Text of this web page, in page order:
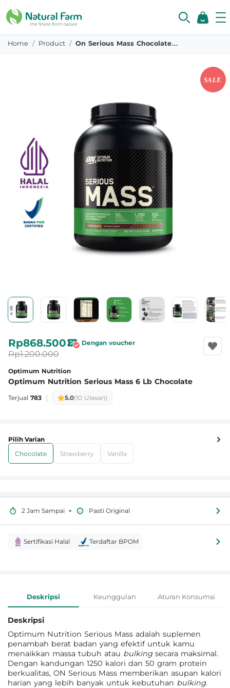
Home Product On Serious Mass Chocolate 6 Lb
Optimum Nutrition
Optimum Nutrition Serious Mass 6 Lb Chocolate
Terjual 783 | 5.0(10 Ulasan)
Rp868.500 Dengan voucher
Rp1.200.000
Pilih Varian
Chocolate
Strawberry Vanilla
2 Jam Sampai • Pasti Original
Sertifikasi Halal Terdaftar BPOM
Informasi Produk
Deskripsi Keunggulan Aturan Konsumsi
Deskripsi
Optimum Nutrition Serious Mass adalah suplemen
penambah berat badan yang efektif untuk kamu
menaikkan massa tubuh atau bulking secara maksimal.
Dengan kandungan 1250 kalori dan 50 gram protein
berkualitas, ON Serious Mass memberikan asupan kalori
harian yang lebih banyak untuk kebutuhan bulking.